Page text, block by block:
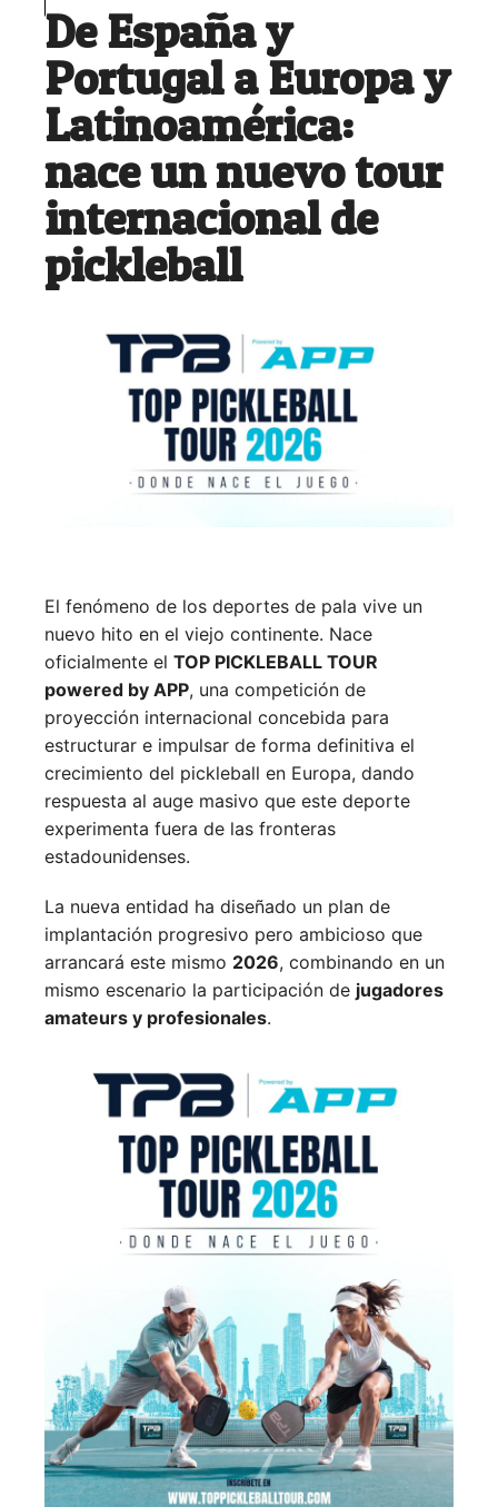
De España y
Portugal a Europa y
Latinoamérica:
nace un nuevo tour
internacional de
pickleball
El fenómeno de los deportes de pala vive un
nuevo hito en el viejo continente. Nace
oficialmente el TOP PICKLEBALL TOUR
powered by APP, una competición de
proyección internacional concebida para
estructurar e impulsar de forma definitiva el
crecimiento del pickleball en Europa, dando
respuesta al auge masivo que este deporte
experimenta fuera de las fronteras
estadounidenses.
La nueva entidad ha diseñado un plan de
implantación progresivo pero ambicioso que
arrancará este mismo 2026, combinando en un
mismo escenario la participación de jugadores
amateurs y profesionales.